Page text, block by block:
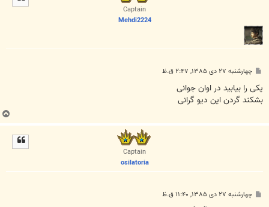
Captain
Mehdi2224
پ
ت
چهارشنبه ۲۷ دی ۱۳۸۵, ۲:۴۷ ق.ظ
یکی را بیابید در اوان جوانی
بشکند گردن این دیو گرانی
ب
ا
Captain
osilatoria
پ چهارشنبه ۲۷ دی ۱۳۸۵, ۱۱:۴۰ ق.ظ